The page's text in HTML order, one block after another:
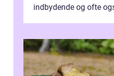
indbydende og ofte